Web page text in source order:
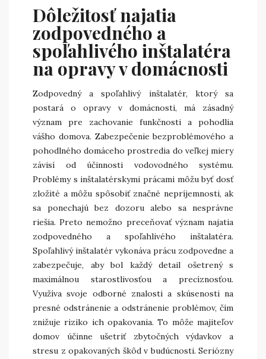
Dôležitosť najatia
zodpovedného a
spoľahlivého inštalatéra
na opravy v domácnosti
Zodpovedný a spoľahlivý inštalatér, ktorý sa
postará o opravy v domácnosti, má zásadný
význam pre zachovanie funkčnosti a pohodlia
vášho domova. Zabezpečenie bezproblémového a
pohodlného domáceho prostredia do veľkej miery
závisí od účinnosti vodovodného systému.
Problémy s inštalatérskymi prácami môžu byť dosť
zložité a môžu spôsobiť značné nepríjemnosti, ak
sa ponechajú bez dozoru alebo sa nesprávne
riešia. Preto nemožno preceňovať význam najatia
zodpovedného a spoľahlivého inštalatéra.
Spoľahlivý inštalatér vykonáva prácu zodpovedne a
zabezpečuje, aby bol každý detail ošetrený s
maximálnou starostlivosťou a precíznosťou.
Využíva svoje odborné znalosti a skúsenosti na
presné odstránenie a odstránenie problémov, čím
znižuje riziko ich opakovania. To môže majiteľov
domov účinne ušetriť zbytočných výdavkov a
stresu z opakovaných škôd v budúcnosti. Seriózny